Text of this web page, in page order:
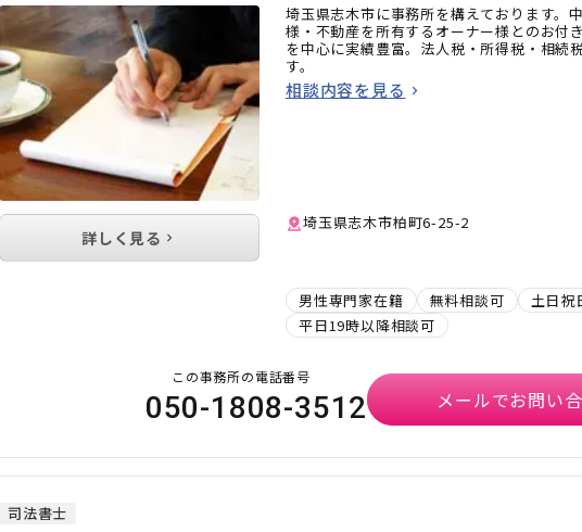
埼玉県志木市に事務所を構えております。
様・不動産を所有するオーナー様とのお付
を中心に実績豊富。法人税・所得税・相続
す。
相談内容を見る
埼玉県志木市柏町6-25-2
男性専門家在籍 無料相談可
土日祝
平日19時以降相談可
詳しく見る
この事務所の電話番号
050-1808-3512 メールでお問い
司法書士